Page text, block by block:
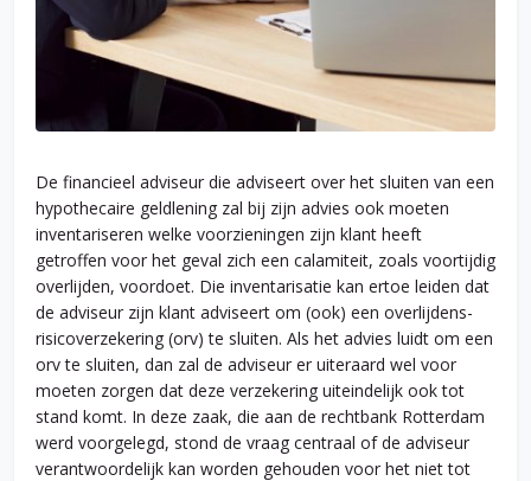
De financieel adviseur die adviseert over het sluiten van een
hypothecaire geldlening zal bij zijn advies ook moeten
inventariseren welke voorzieningen zijn klant heeft
getroffen voor het geval zich een calamiteit, zoals voortijdig
overlijden, voordoet. Die inventarisatie kan ertoe leiden dat
de adviseur zijn klant adviseert om (ook) een overlijdens­
risicoverzekering (orv) te sluiten. Als het advies luidt om een
orv te sluiten, dan zal de adviseur er uiteraard wel voor
moeten zorgen dat deze verzekering uiteindelijk ook tot
stand komt. In deze zaak, die aan de rechtbank Rotterdam
werd voorgelegd, stond de vraag centraal of de adviseur
verantwoordelijk kan worden gehouden voor het niet tot